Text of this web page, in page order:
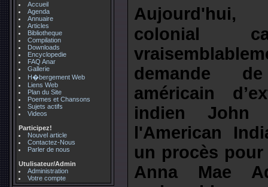
Accueil
Agenda
Annuaire
Articles
Bibliotheque
Compilation
Downloads
Encyclopedie
FAQ Anar
Gallerie
H�bergement Web
Liens Web
Plan du Site
Poemes et Chansons
Sujets actifs
Videos
Participez!
Nouvel article
Contactez-Nous
Parler de nous
Utulisateur/Admin
Administration
Votre compte
Aujourd'hui,
colonial
demande
américain
indien John
l'American
un procès pour
Anna Mae